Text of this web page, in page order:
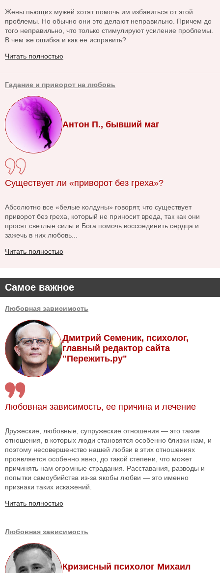
Самое важное
Любовная зависимость
Дмитрий Семеник, психолог,
главный редактор сайта
"Пережить.ру"
Любовная зависимость, ее причина и лечение
Дружеские, любовные, супружеские отношения — это такие
отношения, в которых люди становятся особенно близки нам, и
поэтому несовершенство нашей любви в этих отношениях
проявляется особенно явно, до такой степени, что может
причинять нам огромные страдания. Расставания, разводы и
попытки самоубийства из-за якобы любви — это именно
признаки таких искажений.
Читать полностью
Любовная зависимость
Кризисный психолог Михаил
Жены пьющих мужей хотят помочь им избавиться от этой
проблемы. Но обычно они это делают неправильно. Причем до
того неправильно, что только стимулируют усиление проблемы.
В чем же ошибка и как ее исправить?
Читать полностью
Гадание и приворот на любовь
Антон П., бывший маг
Существует ли «приворот без греха»?
Абсолютно все «белые колдуны» говорят, что существует
приворот без греха, который не приносит вреда, так как они
просят светлые силы и Бога помочь воссоединить сердца и
зажечь в них любовь...
Читать полностью